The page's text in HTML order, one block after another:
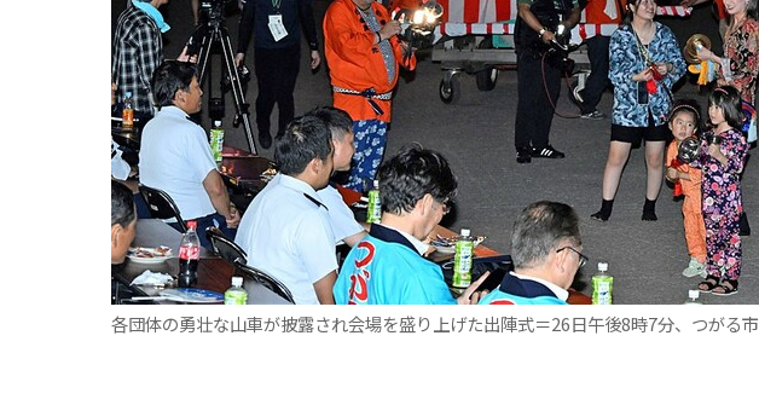
各団体の勇壮な山車が披露され会場を盛り上げた出陣式＝26日午後8時7分、つがる市
まつり・イベント
おみやげ・特産
道の駅・産直
アウトドア・レジャー
ご当地グルメ